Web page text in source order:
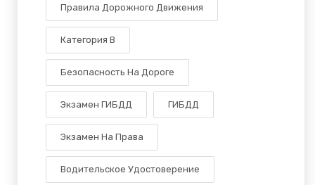
Правила Дорожного Движения
Категория B
Безопасность На Дороге
Экзамен ГИБДД ГИБДД
Экзамен На Права
Водительское Удостоверение